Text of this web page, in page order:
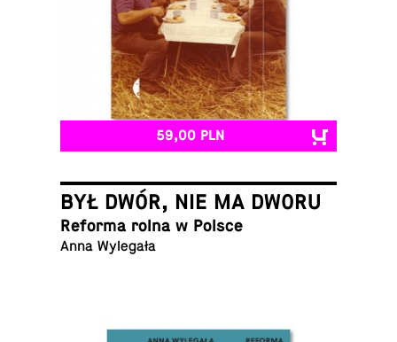
59,00 PLN
BYŁ DWÓR, NIE MA DWORU
Reforma rolna w Polsce
Anna Wylegała